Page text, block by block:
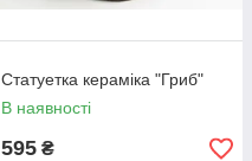
Статуетка кераміка "Гриб"
В наявності
595 ₴